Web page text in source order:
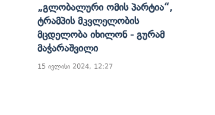
„გლობალური Ომის Პარტია“,
Ტრამპის Მკვლელობის
Მცდელობა Იხილონ - Გურამ
Მაჭარაშვილი
15 ივლისი 2024, 12:27